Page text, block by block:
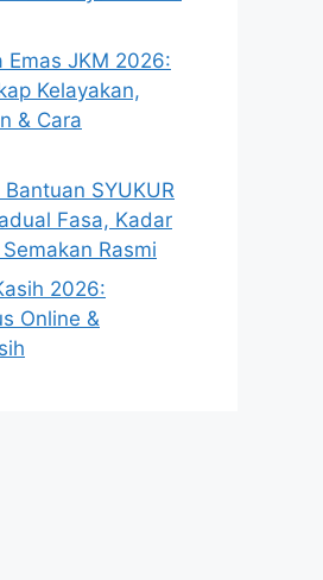
Emas JKM 2026:
Kelayakan,
& Cara
SYUKUR
Fasa, Kadar
Rasmi
2026:
Online &